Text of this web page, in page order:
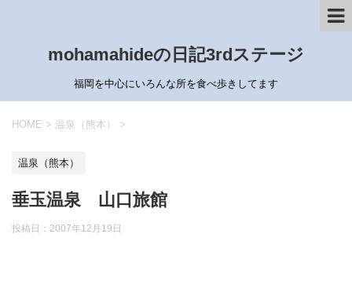
mohamahideの日記3rdステージ
福岡を中心にいろんな所を食べ歩きしてます
HOME > 温泉（熊本） >
温泉（熊本）
垂玉温泉 山口旅館
投稿日： 2007年12月19日